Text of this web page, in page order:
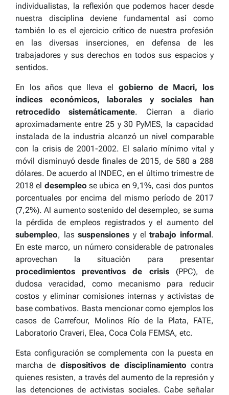
individualistas, la reflexión que podemos hacer desde
nuestra disciplina deviene fundamental así como
también lo es el ejercicio crítico de nuestra profesión
en las diversas inserciones, en defensa de les
trabajadores y sus derechos en todos sus espacios y
sentidos.
En los años que lleva el gobierno de Macri, los
índices económicos, laborales y sociales han
retrocedido sistemáticamente. Cierran a diario
aproximadamente entre 25 y 30 PyMES, la capacidad
instalada de la industria alcanzó un nivel comparable
con la crisis de 2001-2002. El salario mínimo vital y
móvil disminuyó desde finales de 2015, de 580 a 288
dólares. De acuerdo al INDEC, en el último trimestre de
2018 el desempleose ubica en 9,1%, casi dos puntos
porcentuales por encima del mismo período de 2017
(7,2%). Al aumento sostenido del desempleo, se suma
la pérdida de empleos registrados y el aumento del
subempleo, lassuspensionesy eltrabajo informal.
En este marco, un número considerable de patronales
aprovechan la situación para presentar
procedimientos preventivos de crisis (PPC), de
dudosa veracidad, como mecanismo para reducir
costos y eliminar comisiones internas y activistas de
base combativos. Basta mencionar como ejemplos los
casos de Carrefour, Molinos Río de la Plata, FATE,
Laboratorio Craveri, Elea, Coca Cola FEMSA, etc.
Esta configuración se complementa con la puesta en
marcha de dispositivos de disciplinamiento contra
quienes resisten, a través del aumento de la represión y
las detenciones de activistas sociales.Cabe señalar